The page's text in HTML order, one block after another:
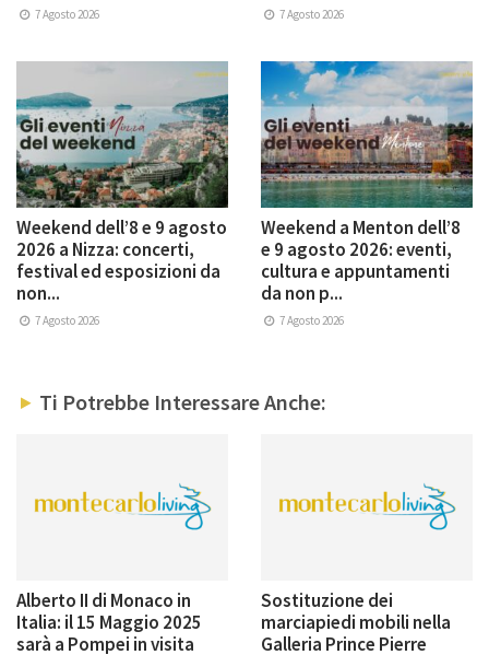
7 Agosto 2026 7 Agosto 2026
Weekend dell’8 e 9 agosto
2026 a Nizza: concerti,
festival ed esposizioni da
non...
7 Agosto 2026
Weekend a Menton dell’8
e 9 agosto 2026: eventi,
cultura e appuntamenti
da non p...
7 Agosto 2026
Ti Potrebbe Interessare Anche:
Alberto II di Monaco in
Italia: il 15 Maggio 2025
sarà a Pompei in visita
Sostituzione dei
marciapiedi mobili nella
Galleria Prince Pierre